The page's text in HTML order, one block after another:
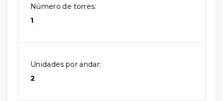
Número de torres:
1
Unidades por andar:
2